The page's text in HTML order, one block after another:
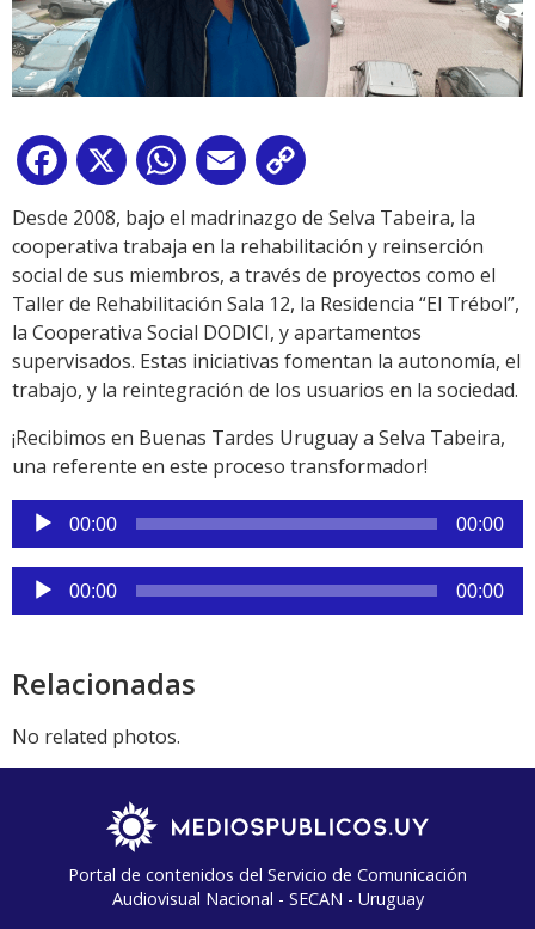
Facebook
X WhatsApp
Email
Link
Desde 2008, bajo el madrinazgo de Selva Tabeira, la
cooperativa trabaja en la rehabilitación y reinserción
social de sus miembros, a través de proyectos como el
Taller de Rehabilitación Sala 12, la Residencia “El Trébol”,
la Cooperativa Social DODICI, y apartamentos
supervisados. Estas iniciativas fomentan la autonomía, el
trabajo, y la reintegración de los usuarios en la sociedad.
¡Recibimos en Buenas Tardes Uruguay a Selva Tabeira,
una referente en este proceso transformador!
Reproductor
de
audio
00:00 00:00
Reproductor
de
00:00 00:00
Relacionadas
No related photos.
Portal de contenidos del Servicio de Comunicación
Audiovisual Nacional - SECAN - Uruguay